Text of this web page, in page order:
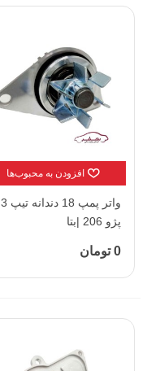
افزودن به محبوب‌ها
واتر پمپ 18 دندانه تیپ 3
پژو 206 |بتا
0 تومان